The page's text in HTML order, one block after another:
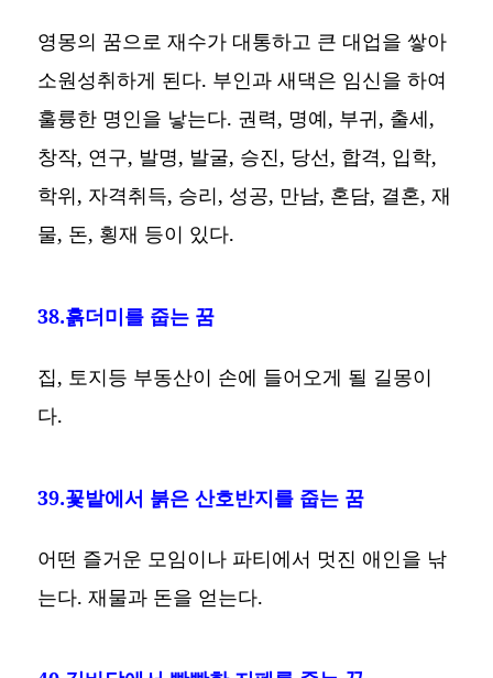
영몽의 꿈으로 재수가 대통하고 큰 대업을 쌓아
소원성취하게 된다. 부인과 새댁은 임신을 하여
훌륭한 명인을 낳는다. 권력, 명예, 부귀, 출세,
창작, 연구, 발명, 발굴, 승진, 당선, 합격, 입학,
학위, 자격취득, 승리, 성공, 만남, 혼담, 결혼, 재
물, 돈, 횡재 등이 있다.
38.흙더미를 줍는 꿈
집, 토지등 부동산이 손에 들어오게 될 길몽이
다.
39.꽃밭에서 붉은 산호반지를 줍는 꿈
어떤 즐거운 모임이나 파티에서 멋진 애인을 낚
는다. 재물과 돈을 얻는다.